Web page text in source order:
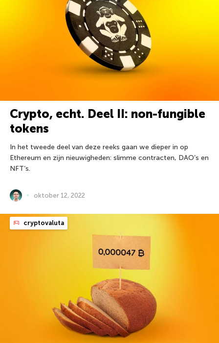
Crypto, echt. Deel II: non-fungible
tokens
In het tweede deel van deze reeks gaan we dieper in op
Ethereum en zijn nieuwigheden: slimme contracten, DAO’s en
NFT’s.
oktober 12, 2022
cryptovaluta